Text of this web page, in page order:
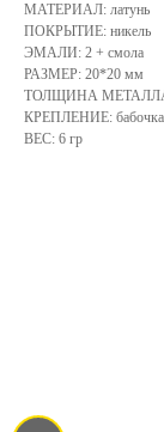
МАТЕРИАЛ: латунь
ПОКРЫТИЕ: никель
ЭМАЛИ: 2 + смола
РАЗМЕР: 20*20 мм
ТОЛЩИНА
КРЕПЛЕНИЕ: бабочка
ВЕС: 6 гр